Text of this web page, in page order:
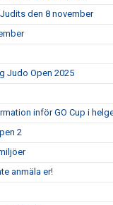
den 8 november
Judo Open 2025
inför GO Cup i
2
anmäla er!